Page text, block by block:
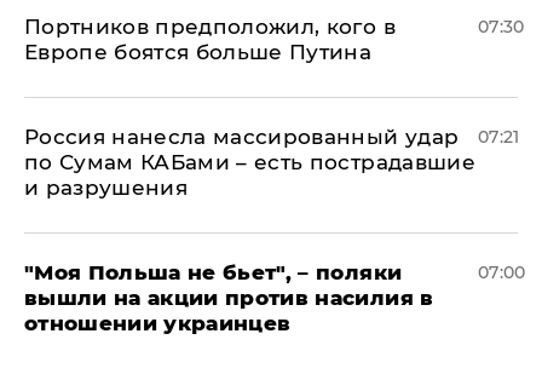
Портников предположил, кого в
Европе боятся больше Путина
07:30
Россия нанесла массированный удар
по Сумам КАБами – есть пострадавшие
и разрушения
07:21
"Моя Польша не бьет", – поляки
вышли на акции против насилия в
отношении украинцев
07:00